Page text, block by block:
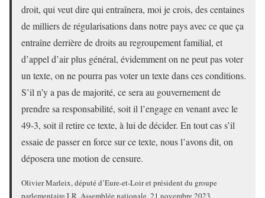
droit, qui veut dire qui entraînera, moi je crois, des centaines
de milliers de régularisations dans notre pays avec ce que ça
entraîne derrière de droits au regroupement familial, et
d’appel d’air plus général, évidemment on ne peut pas voter
un texte, on ne pourra pas voter un texte dans ces conditions.
S’il n’y a pas de majorité, ce sera au gouvernement de
prendre sa responsabilité, soit il l’engage en venant avec le
49-3, soit il retire ce texte, à lui de décider. En tout cas s’il
essaie de passer en force sur ce texte, nous l’avons dit, on
déposera une motion de censure.
Olivier Marleix, député d’Eure-et-Loir et président du groupe
parlementaire LR, Assemblée nationale, 21 novembre 2023